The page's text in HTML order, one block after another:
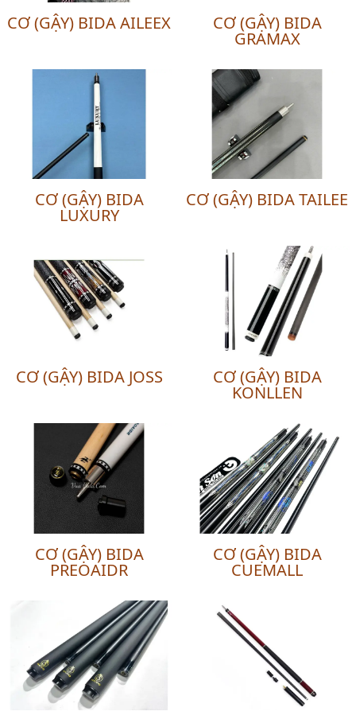
CƠ (GẬY) BIDA AILEEX CƠ (GẬY) BIDA
GRAMAX
CƠ (GẬY) BIDA
LUXURY
CƠ (GẬY) BIDA TAILEE
CƠ (GẬY) BIDA JOSS CƠ (GẬY) BIDA
KONLLEN
CƠ (GẬY) BIDA
PREOAIDR
CƠ (GẬY) BIDA
CUEMALL